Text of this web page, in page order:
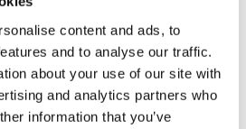
content and ads, to
and to analyse our traffic.
about your use of our site with
and analytics partners who
information that you’ve
equilibrado entre lazer e
local onde já não existem segundas
único. O certo. Ler mais +
Imobiliária Lda - AMI 10437